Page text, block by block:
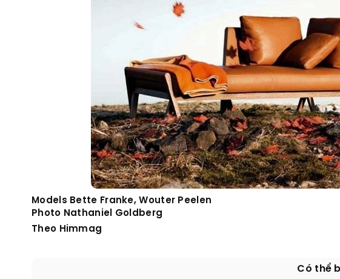
Models Bette Franke, Wouter Peelen
Photo Nathaniel Goldberg
Theo Himmag
Có thể